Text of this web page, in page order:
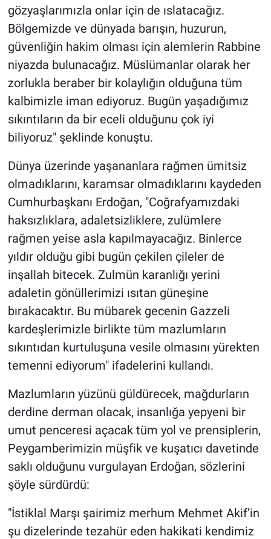
gözyaşlarımızla onlar için de ıslatacağız.
Bölgemizde ve dünyada barışın, huzurun,
güvenliğin hakim olması için alemlerin Rabbine
niyazda bulunacağız. Müslümanlar olarak her
zorlukla beraber bir kolaylığın olduğuna tüm
kalbimizle iman ediyoruz. Bugün yaşadığımız
sıkıntıların da bir eceli olduğunu çok iyi
biliyoruz" şeklinde konuştu.
Dünya üzerinde yaşananlara rağmen ümitsiz
olmadıklarını, karamsar olmadıklarını kaydeden
Cumhurbaşkanı Erdoğan, "Coğrafyamızdaki
haksızlıklara, adaletsizliklere, zulümlere
rağmen yeise asla kapılmayacağız. Binlerce
yıldır olduğu gibi bugün çekilen çileler de
inşallah bitecek. Zulmün karanlığı yerini
adaletin gönüllerimizi ısıtan güneşine
bırakacaktır. Bu mübarek gecenin Gazzeli
kardeşlerimizle birlikte tüm mazlumların
sıkıntıdan kurtuluşuna vesile olmasını yürekten
temenni ediyorum" ifadelerini kullandı.
Mazlumların yüzünü güldürecek, mağdurların
derdine derman olacak, insanlığa yepyeni bir
umut penceresi açacak tüm yol ve prensiplerin,
Peygamberimizin müşfik ve kuşatıcı davetinde
saklı olduğunu vurgulayan Erdoğan, sözlerini
şöyle sürdürdü:
"İstiklal Marşı şairimiz merhum Mehmet Akif’in
şu dizelerinde tezahür eden hakikati kendimiz